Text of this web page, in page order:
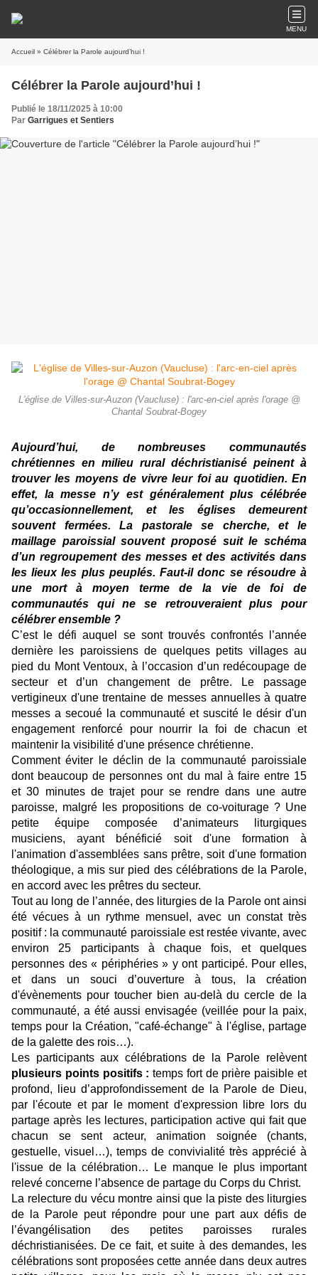
MENU
Accueil » Célébrer la Parole aujourd’hui !
Célébrer la Parole aujourd’hui !
Publié le 18/11/2025 à 10:00
Par Garrigues et Sentiers
L'église de Villes-sur-Auzon (Vaucluse) : l'arc-en-ciel après l'orage @
Chantal Soubrat-Bogey
Aujourd’hui, de nombreuses communautés
chrétiennes en milieu rural déchristianisé peinent à
trouver les moyens de vivre leur foi au quotidien. En
effet, la messe n’y est généralement plus célébrée
qu’occasionnellement, et les églises demeurent
souvent fermées. La pastorale se cherche, et le
maillage paroissial souvent proposé suit le schéma
d’un regroupement des messes et des activités dans
les lieux les plus peuplés. Faut-il donc se résoudre à
une mort à moyen terme de la vie de foi de
communautés qui ne se retrouveraient plus pour
célébrer ensemble ?
C’est le défi auquel se sont trouvés confrontés l’année
dernière les paroissiens de quelques petits villages au
pied du Mont Ventoux, à l’occasion d’un redécoupage de
secteur et d’un changement de prêtre. Le passage
vertigineux d'une trentaine de messes annuelles à quatre
messes a secoué la communauté et suscité le désir d'un
engagement renforcé pour nourrir la foi de chacun et
maintenir la visibilité d'une présence chrétienne.
Comment éviter le déclin de la communauté paroissiale
dont beaucoup de personnes ont du mal à faire entre 15
et 30 minutes de trajet pour se rendre dans une autre
paroisse, malgré les propositions de co-voiturage ? Une
petite équipe composée d’animateurs liturgiques
musiciens, ayant bénéficié soit d'une formation à
l'animation d'assemblées sans prêtre, soit d'une formation
théologique, a mis sur pied des célébrations de la Parole,
en accord avec les prêtres du secteur.
Tout au long de l’année, des liturgies de la Parole ont ainsi
été vécues à un rythme mensuel, avec un constat très
positif : la communauté paroissiale est restée vivante, avec
environ 25 participants à chaque fois, et quelques
personnes des « périphéries » y ont participé. Pour elles,
et dans un souci d’ouverture à tous, la création
d'évènements pour toucher bien au-delà du cercle de la
communauté, a été aussi envisagée (veillée pour la paix,
temps pour la Création, "café-échange" à l'église, partage
de la galette des rois…).
Les participants aux célébrations de la Parole relèvent
plusieurs points positifs :temps fort de prière paisible et
profond, lieu d’approfondissement de la Parole de Dieu,
par l'écoute et par le moment d'expression libre lors du
partage après les lectures, participation active qui fait que
chacun se sent acteur, animation soignée (chants,
gestuelle, visuel…), temps de convivialité très apprécié à
l'issue de la célébration… Le manque le plus important
relevé concerne l’absence de partage du Corps du Christ.
La relecture du vécu montre ainsi que la piste des liturgies
de la Parole peut répondre pour une part aux défis de
l’évangélisation des petites paroisses rurales
déchristianisées. De ce fait, et suite à des demandes, les
célébrations sont proposées cette année dans deux autres